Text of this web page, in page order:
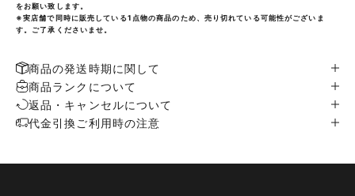
をお願い致します。
※実店舗で同時に販売している1点物の商品のため、売り切れている可能性がございま
す。ご了承くださいませ。
商品の発送時期に関して
商品ランクについて
返品・キャンセルについて
代金引換ご利用時の注意